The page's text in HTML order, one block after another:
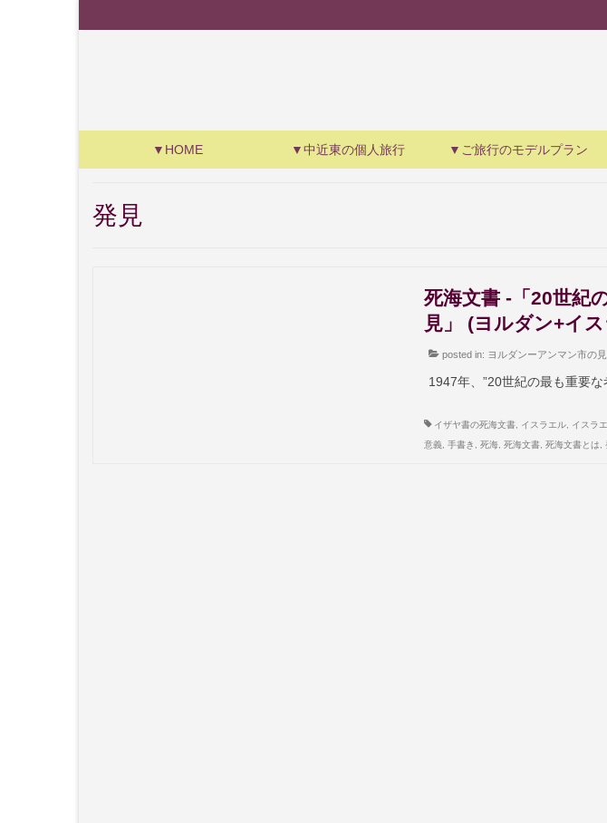
▼HOME ▼中近東の個人旅行 ▼ご旅行のモデルプラン
発見
死海文書 -「20世紀
見」 (ヨルダン+イ
posted in: ヨルダンーアンマン市の
1947年、”20世紀の最も重要
イザヤ書の死海文書, イスラエル, イスラ
意義, 手書き 死海, 死海文書, 死海文書とは